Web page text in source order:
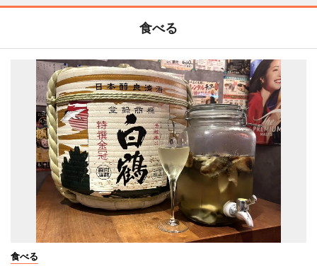
食べる
食べる